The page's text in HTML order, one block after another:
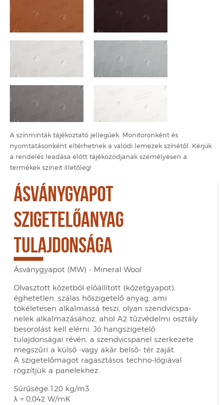
A színminták tájékoztató jellegűek. Monitoronként és
nyomtatásonként eltérhetnek a valódi lemezek színétől. Kérjük
a rendelés leadása előtt tájékozódjanak személyesen a
termékek színeit illetőleg!
ÁSVÁNYGYAPOT
SZIGETELŐANYAG
TULAJDONSÁGA
Ásványgyapot (MW) - Mineral Wool
Olvasztott kőzetből előállított (kőzetgyapot),
éghetetlen, szálas hőszigetelő anyag, ami
tökéletesen alkalmassá teszi, olyan szendvicspa-
nelek alkalmazásához, ahol A2 tűzvédelmi osztály
besorolást kell elérni. Jó hangszigetelő
tulajdonságai révén, a szendvicspanel szerkezete
megszűri a külső -vagy akár belső- tér zaját.
A szigetelőmagot ragasztásos techno-lógiával
rögzítjük a panelekhez.
Sűrűsége:120 kg/m3.
λ = 0,042 W/mK